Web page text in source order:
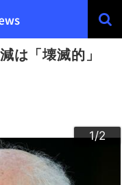
は「壊滅的」
1/2
2/2